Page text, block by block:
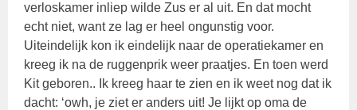
verloskamer inliep wilde Zus er al uit. En dat mocht
echt niet, want ze lag er heel ongunstig voor.
Uiteindelijk kon ik eindelijk naar de operatiekamer en
kreeg ik na de ruggenprik weer praatjes. En toen werd
Kit geboren.. Ik kreeg haar te zien en ik weet nog dat ik
dacht: ‘owh, je ziet er anders uit! Je lijkt op oma de